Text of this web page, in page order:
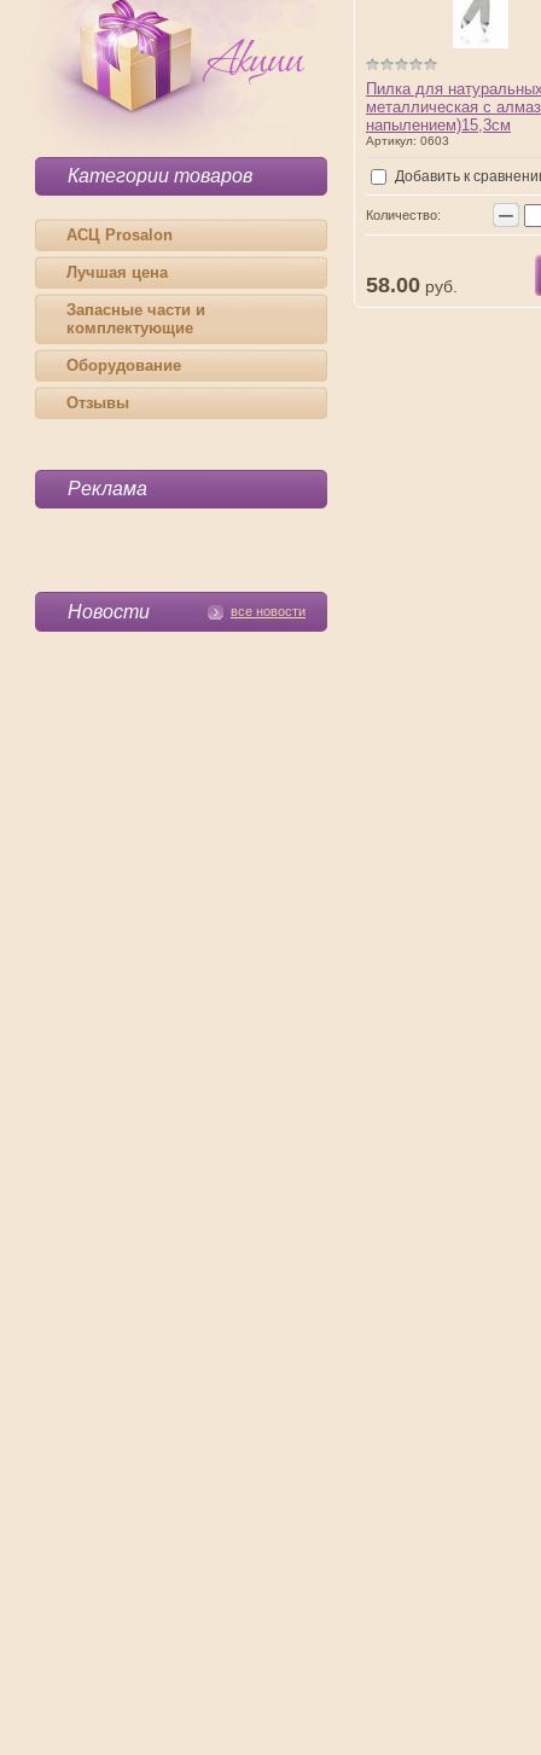
Категории товаров
АСЦ Prosalon
Лучшая цена
Запасные части и
комплектующие
Оборудование
Отзывы
Реклама
Новости все новости
Пилка для
металлическая с
напылением)15,3см
Артикул: 0603
Добавить к
Количество: −
58.00 руб.